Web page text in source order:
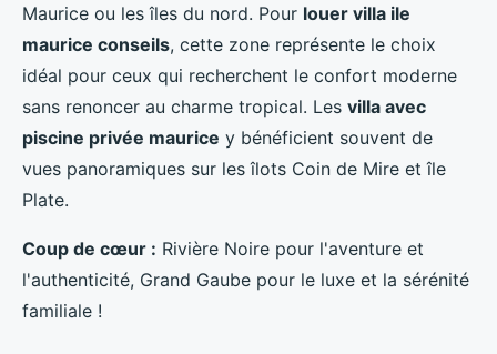
Maurice ou les îles du nord. Pour louer villa ile
maurice conseils, cette zone représente le choix
idéal pour ceux qui recherchent le confort moderne
sans renoncer au charme tropical. Les villa avec
piscine privée maurice y bénéficient souvent de
vues panoramiques sur les îlots Coin de Mire et île
Plate.
Coup de cœur : Rivière Noire pour l'aventure et
l'authenticité, Grand Gaube pour le luxe et la sérénité
familiale !